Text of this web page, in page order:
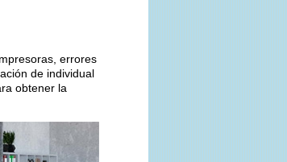
errores
de individual
obtener la